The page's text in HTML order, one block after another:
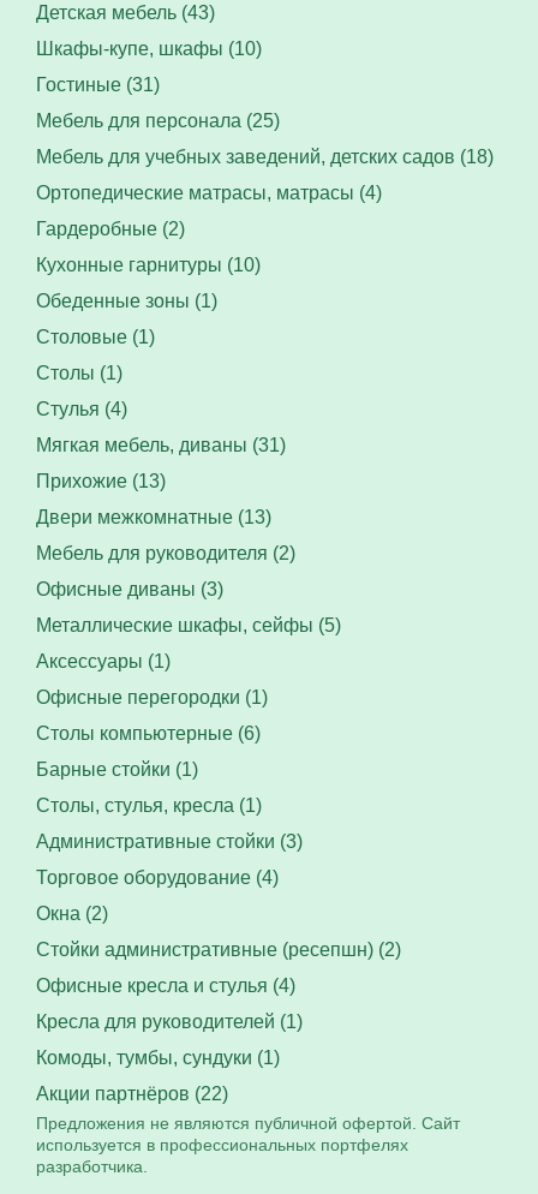
Детская мебель (43)
Шкафы-купе, шкафы (10)
Гостиные (31)
Мебель для персонала (25)
Мебель для учебных заведений, детских садов (18)
Ортопедические матрасы, матрасы (4)
Гардеробные (2)
Кухонные гарнитуры (10)
Обеденные зоны (1)
Столовые (1)
Столы (1)
Стулья (4)
Мягкая мебель, диваны (31)
Прихожие (13)
Двери межкомнатные (13)
Мебель для руководителя (2)
Офисные диваны (3)
Металлические шкафы, сейфы (5)
Аксессуары (1)
Офисные перегородки (1)
Столы компьютерные (6)
Барные стойки (1)
Столы, стулья, кресла (1)
Административные стойки (3)
Торговое оборудование (4)
Окна (2)
Стойки административные (ресепшн) (2)
Офисные кресла и стулья (4)
Кресла для руководителей (1)
Комоды, тумбы, сундуки (1)
Акции партнёров (22)
Предложения не являются публичной офертой. Сайт
используется в профессиональных портфелях
разработчика.